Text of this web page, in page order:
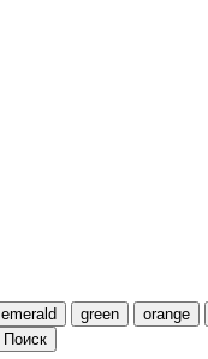
emerald green orange
Поиск